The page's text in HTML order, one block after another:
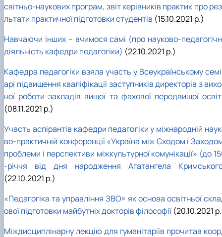
світньо-наукових програм, звіт керівників практик про
льтати практичної підготовки студентів (15.10.2021 р.)
Навчаючи інших – вчимося самі (про науково-
діяльність кафедри педагогіки) (22.10.2021 р.)
Кафедра педагогіки взяла участь у Всеукраїнському
арі підвищення кваліфікації заступників директорів з
ної роботи закладів вищої та фахової передвищої
(08.11.2021 р.)
Участь аспірантів кафедри педагогіки у міжнародній
во-практичній конференції «Україна між Сходом і
проблеми і перспективи міжкультурної комунікації» (до
-річчя від дня народження Агатангела
(22.10.2021 р.)
«Педагогіка та управління ЗВО» як основа освітньої
ової підготовки майбутніх докторів філософії (20.10.2021
Міждисциплінарну лекцію для гуманітаріїв прочитав